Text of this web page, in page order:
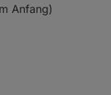
Anfang)